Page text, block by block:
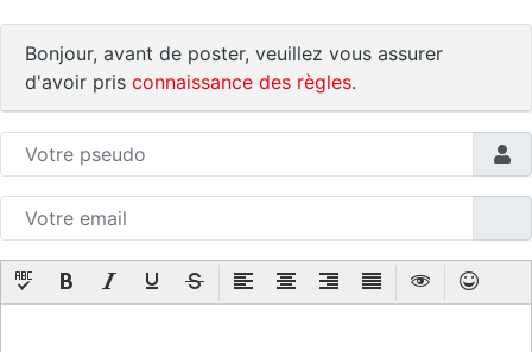
Bonjour, avant de poster, veuillez vous assurer
d'avoir pris connaissance des règles.